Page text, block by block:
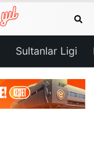
Sultanlar Ligi